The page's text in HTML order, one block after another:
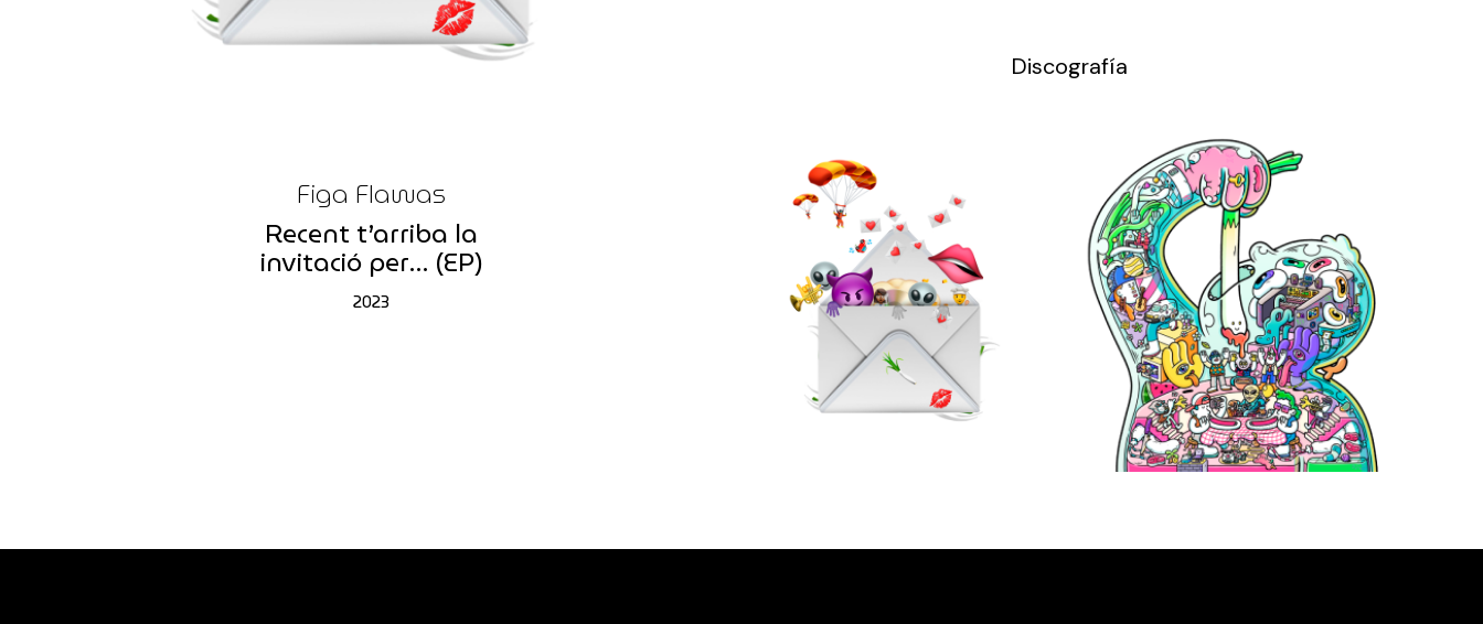
Figa Flawas
Recent t’arriba la
invitació per… (EP)
2023
Discografía